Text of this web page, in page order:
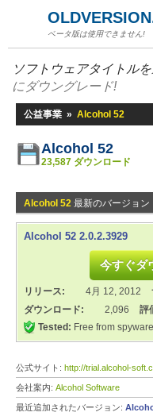
ベータ版は使用できません!
ソフトウェアタイトル
にダウングレード!
公益事業 » Alcohol 52
Alcohol 52
23,587 ダウンロード
Alcohol 52 最新のバージョン
Alcohol 52 2.0.2.3929
今すぐダ
リリース: 4月 12, 2012
ダウンロード:
2,096
評
Tested: Free from
公式サイト: http://trial.alcohol-
会社案内: Alcohol Software
最近追加されたバージョン: